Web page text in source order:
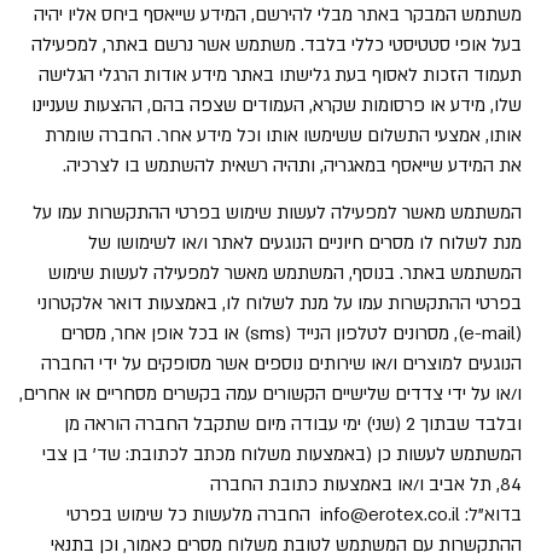
משתמש המבקר באתר מבלי להירשם, המידע שייאסף ביחס אליו יהיה
בעל אופי סטטיסטי כללי בלבד. משתמש אשר נרשם באתר, למפעילה
תעמוד הזכות לאסוף בעת גלישתו באתר מידע אודות הרגלי הגלישה
שלו, מידע או פרסומות שקרא, העמודים שצפה בהם, ההצעות שעניינו
אותו, אמצעי התשלום ששימשו אותו וכל מידע אחר. החברה שומרת
את המידע שייאסף במאגריה, ותהיה רשאית להשתמש בו לצרכיה.
המשתמש מאשר למפעילה לעשות שימוש בפרטי ההתקשרות עמו על
מנת לשלוח לו מסרים חיוניים הנוגעים לאתר ו/או לשימושו של
המשתמש באתר. בנוסף, המשתמש מאשר למפעילה לעשות שימוש
בפרטי ההתקשרות עמו על מנת לשלוח לו, באמצעות דואר אלקטרוני
(
e-mail), מסרונים לטלפון הנייד (sms) או בכל אופן אחר, מסרים
הנוגעים למוצרים ו/או שירותים נוספים אשר מסופקים על ידי החברה
ו/או על ידי צדדים שלישיים הקשורים עמה בקשרים מסחריים או אחרים,
ובלבד שבתוך 2 (שני) ימי עבודה מיום שתקבל החברה הוראה מן
המשתמש לעשות כן (באמצעות משלוח מכתב לכתובת: שד' בן צבי
84, תל אביב ו/או באמצעות כתובת החברה
בדוא"ל: info@erotex.co.il החברה מלעשות כל שימוש בפרטי
ההתקשרות עם המשתמש לטובת משלוח מסרים כאמור, וכן בתנאי